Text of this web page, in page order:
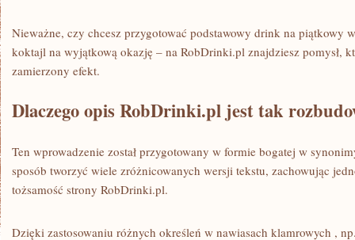
Nieważne, czy chcesz przygotować podstawowy drink na piątkowy
koktajl na wyjątkową okazję – na RobDrinki.pl znajdziesz pomysł,
zamierzony efekt.
Dlaczego opis RobDrinki.pl jest tak
Ten wprowadzenie został przygotowany w formie bogatej w
sposób tworzyć wiele zróżnicowanych wersji tekstu, zachowując
tożsamość strony RobDrinki.pl.
Dzięki zastosowaniu różnych określeń w nawiasach klamrowych ,